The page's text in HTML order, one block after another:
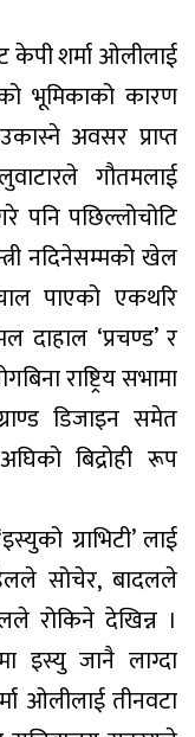
केपी शर्मा ओलीलाई
भूमिकाको कारण
अवसर प्राप्त
गौतमलाई
पनि पछिल्लोचोटि
नदिनेसम्मको खेल
पाएको एकथरि
दाहाल ‘प्रचण्ड’ र
राष्ट्रिय सभामा
डिजाइन समेत
बिद्रोही रूप
ग्राभिटी’ लाई
सोचेर, बादलले
रोकिने देखिन्न ।
इस्यु जानै लाग्दा
ओलीलाई तीनवटा